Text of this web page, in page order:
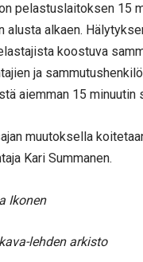
pelastuslaitoksen 15
alusta alkaen.
koostuva
ja
aiemman 15 minuutin
muutoksella
Kari Summanen.
Ikonen
lehden arkisto